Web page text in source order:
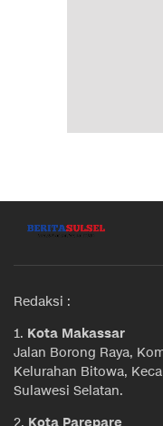
Redaksi :
1. Kota Makassar
Jalan Borong Raya,
Kelurahan Bitowa,
Sulawesi Selatan.